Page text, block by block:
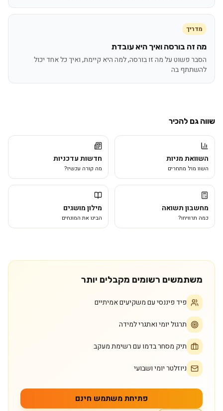
מדריך
מה זה בורסה ואיך היא עובדת
הסבר פשוט על מה זו בורסה, למה היא קיימת, ואיך כל אחד יכול
להשתתף בה
שווה גם להכיר
השוואת מניות
השוו מול מתחרים
חדשות עדכניות
מה קורה עכשיו?
מחשבון תשואה
כמה תרוויחו?
מילון מושגים
הבינו את המונחים
משתמשים רשומים מקבלים יותר
פיד פיננסי עם משקיעים אמיתיים
תרגול יומי ואתגרי למידה
תיק מסחר בדמו עם רשימת מעקב
ניוזלטר יומי ושבועי
פתיחת משתמש חינם